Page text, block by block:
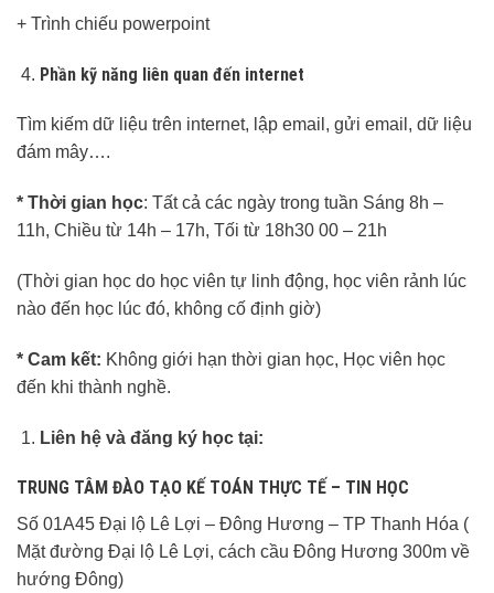
+ Trình chiếu powerpoint
Phần kỹ năng liên quan đến internet
Tìm kiếm dữ liệu trên internet, lập email, gửi email, dữ liệu
đám mây….
* Thời gian học: Tất cả các ngày trong tuần Sáng 8h –
11h, Chiều từ 14h – 17h, Tối từ 18h30 00 – 21h
(Thời gian học do học viên tự linh động, học viên rảnh lúc
nào đến học lúc đó, không cố định giờ)
* Cam kết: Không giới hạn thời gian học, Học viên học
đến khi thành nghề.
Liên hệ và đăng ký học tại:
TRUNG TÂM ĐÀO TẠO KẾ TOÁN THỰC TẾ – TIN HỌC
Số 01A45 Đại lộ Lê Lợi – Đông Hương – TP Thanh Hóa (
Mặt đường Đại lộ Lê Lợi, cách cầu Đông Hương 300m về
hướng Đông)